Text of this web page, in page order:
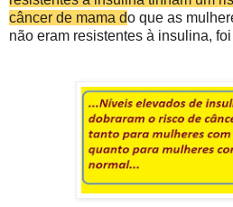
câncer de mama do que as
não eram resistentes à insulina,